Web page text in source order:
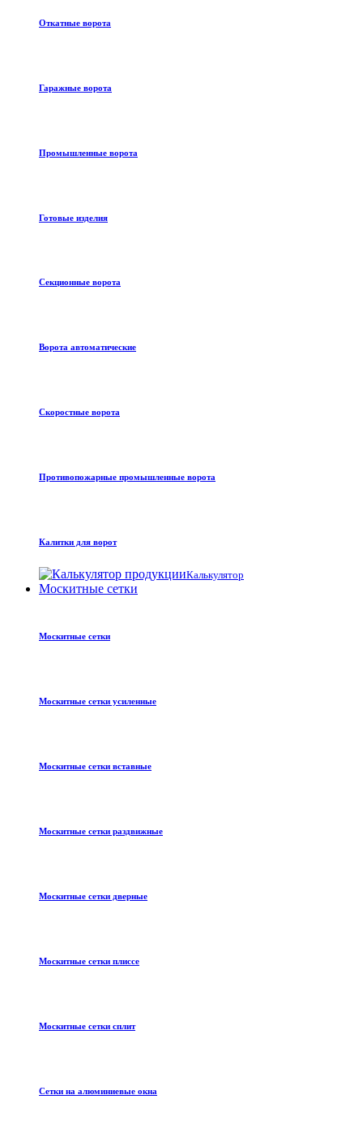
Откатные ворота
Гаражные ворота
Промышленные ворота
Готовые изделия
Секционные ворота
Ворота автоматические
Скоростные ворота
Противопожарные промышленные ворота
Калитки для ворот
Калькулятор
Москитные сетки
Москитные сетки
Москитные сетки усиленные
Москитные сетки вставные
Москитные сетки раздвижные
Москитные сетки дверные
Москитные сетки плиссе
Москитные сетки сплит
Сетки на алюминиевые окна